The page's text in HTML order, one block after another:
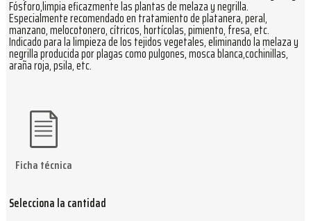
Fósforo,limpia eficazmente las plantas de melaza y negrilla.
Especialmente recomendado en tratamiento de platanera, peral,
manzano, melocotonero, cítricos, hortícolas, pimiento, fresa, etc.
Indicado para la limpieza de los tejidos vegetales, eliminando la melaza y
negrilla producida por plagas como pulgones, mosca blanca,cochinillas,
araña roja, psila, etc.
Selecciona la cantidad
Ficha técnica